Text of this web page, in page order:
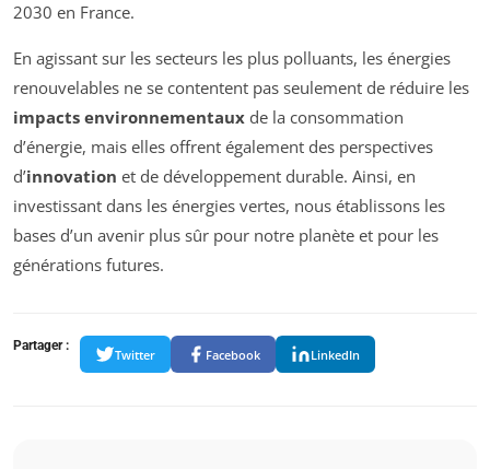
2030 en France.
En agissant sur les secteurs les plus polluants, les énergies
renouvelables ne se contentent pas seulement de réduire les
impacts environnementaux de la consommation
d’énergie, mais elles offrent également des perspectives
d’innovation et de développement durable. Ainsi, en
investissant dans les énergies vertes, nous établissons les
bases d’un avenir plus sûr pour notre planète et pour les
générations futures.
Partager :
Twitter Facebook LinkedIn